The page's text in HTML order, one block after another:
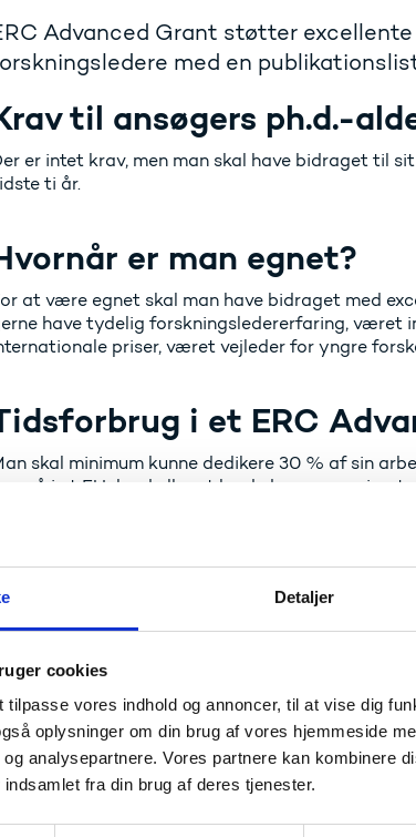
Detaljer
cookies
tilpasse vores indhold og annoncer, til at vise dig
oplysninger om din brug af vores hjemmeside
analysepartnere. Vores partnere kan kombinere
fra din brug af deres tjenester.
Advanced Grant støtter
med en
til ansøgers ph.d.-
er intet krav, men man skal have bidraget til
ti år.
er man egnet?
at være egnet skal man have bidraget med
have tydelig forskningsledererfaring, været
priser, været vejleder for yngre
i et ERC
skal minimum kunne dedikere 30 % af sin
i et EU-land eller et land, der er associeret
kan man søge om?
kan søge om op til 2,5 mio. euro. i op til fem år.
købe særligt udstyr
købe sig adgang til forskningsinfrastruktur eller
flytte særligt udstyr til Europa i forbindelse
ERC Advanced